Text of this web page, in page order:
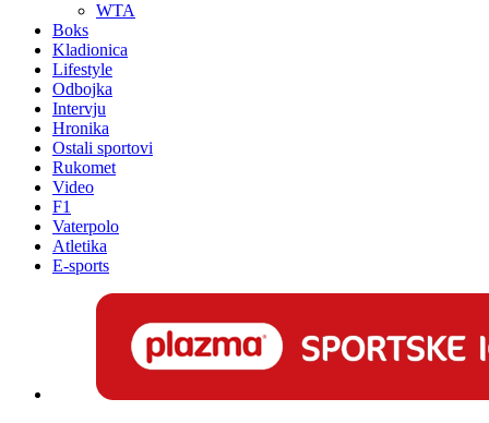
WTA
Boks
Kladionica
Lifestyle
Odbojka
Intervju
Hronika
Ostali sportovi
Rukomet
Video
F1
Vaterpolo
Atletika
E-sports